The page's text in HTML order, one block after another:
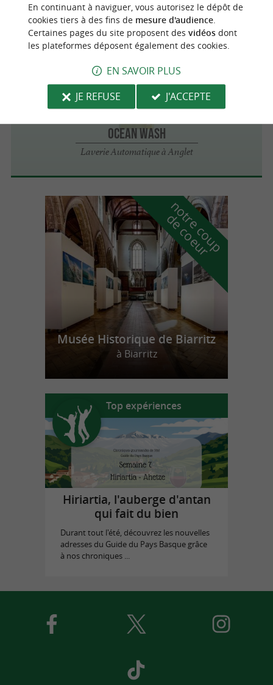
Laverie Jaulerry
OCEAN WASH
Laverie Automatique à Anglet
Anglet 1.9 km
n
o
t
r
e
c
o
u
p
d
e
c
o
e
u
r
Musée Historique de Biarritz
à Biarritz
Top expériences
Hiriartia, l'auberge d'antan
qui fait du bien
Durant tout l'été, découvrez les nouvelles
adresses du Guide du Pays Basque grâce
à nos chroniques ...
En continuant à naviguer, vous autorisez le dépôt de
cookies tiers à des fins de mesure d'audience.
Certaines pages du site proposent des vidéosdont
les plateformes déposent également des cookies.
EN SAVOIR PLUS
JE REFUSE
J'ACCEPTE